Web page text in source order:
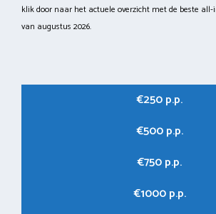
klik door naar het actuele overzicht met de beste
van augustus 2026.
€250 p.p.
€500 p.p.
€750 p.p.
€1000 p.p.